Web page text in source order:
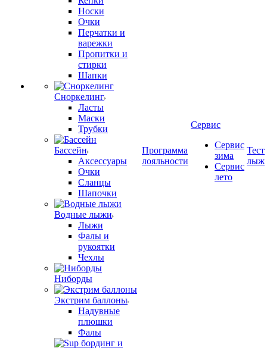
Носки
Очки
Перчатки и
варежки
Пропитки и
стирки
Шапки
Сноркелинг
Ласты
Маски
Трубки
Бассейн
Аксессуары
Очки
Сланцы
Шапочки
Водные лыжи
Лыжи
Фалы и
рукоятки
Чехлы
Ниборды
Экстрим баллоны
Надувные
плюшки
Фалы
Программа
лояльности
Сервис
Сервис
зима
Сервис
лето
Тест
лыж